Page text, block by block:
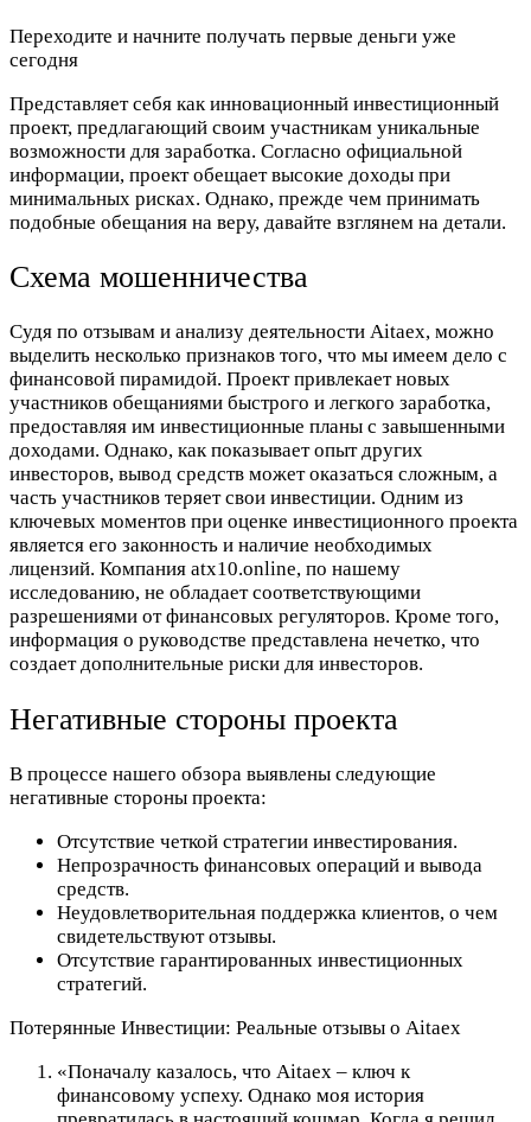
Переходите и начните получать первые деньги уже
сегодня
Представляет себя как инновационный инвестиционный
проект, предлагающий своим участникам уникальные
возможности для заработка. Согласно официальной
информации, проект обещает высокие доходы при
минимальных рисках. Однако, прежде чем принимать
подобные обещания на веру, давайте взглянем на детали.
Схема мошенничества
Судя по отзывам и анализу деятельности Aitaex, можно
выделить несколько признаков того, что мы имеем дело с
финансовой пирамидой. Проект привлекает новых
участников обещаниями быстрого и легкого заработка,
предоставляя им инвестиционные планы с завышенными
доходами. Однако, как показывает опыт других
инвесторов, вывод средств может оказаться сложным, а
часть участников теряет свои инвестиции. Одним из
ключевых моментов при оценке инвестиционного проекта
является его законность и наличие необходимых
лицензий. Компания atx10.online, по нашему
исследованию, не обладает соответствующими
разрешениями от финансовых регуляторов. Кроме того,
информация о руководстве представлена нечетко, что
создает дополнительные риски для инвесторов.
Негативные стороны проекта
В процессе нашего обзора выявлены следующие
негативные стороны проекта:
Отсутствие четкой стратегии инвестирования.
Непрозрачность финансовых операций и вывода
средств.
Неудовлетворительная поддержка клиентов, о чем
свидетельствуют отзывы.
Отсутствие гарантированных инвестиционных
стратегий.
Потерянные Инвестиции: Реальные отзывы о Aitaex
«Поначалу казалось, что Aitaex – ключ к
финансовому успеху. Однако моя история